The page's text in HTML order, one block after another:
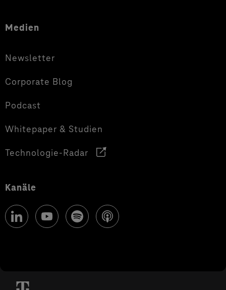
Medien
Newsletter
Corporate Blog
Podcast
Whitepaper & Studien
Technologie-Radar
Kanäle